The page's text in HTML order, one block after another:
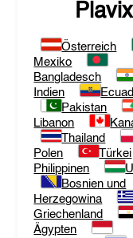
Plavix
Österreich
Mexiko
Bangladesch
Indien
Pakistan
Libanon
Thailand
Polen
Türkei
Philippinen
Bosnien und
Herzegowina
Griechenland
Ägypten